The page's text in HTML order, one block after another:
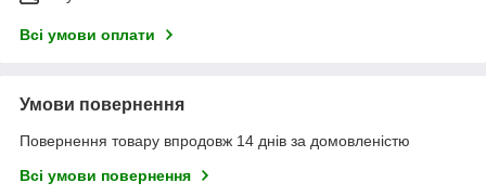
Всі умови оплати
Умови повернення
Повернення товару впродовж 14 днів за домовленістю
Всі умови повернення